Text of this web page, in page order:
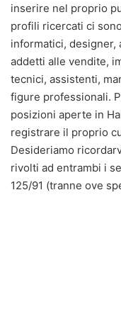
inserire nel proprio
profili ricercati ci
informatici, designer,
addetti alle vendite,
tecnici, assistenti,
figure professionali.
posizioni aperte in
registrare il proprio
Desideriamo
rivolti ad entrambi i
125/91 (tranne ove